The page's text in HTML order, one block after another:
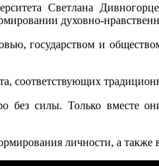
Светлана
духовно-
государством и
соответствующих
без силы. Только вместе
личности, а